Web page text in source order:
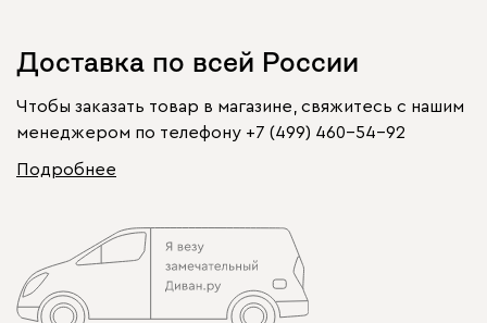
Доставка по всей России
Чтобы заказать товар в магазине, свяжитесь с нашим
менеджером по телефону +7 (499) 460-54-92
Подробнее